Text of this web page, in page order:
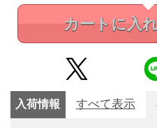
カートに入
入荷情報 すべて表示